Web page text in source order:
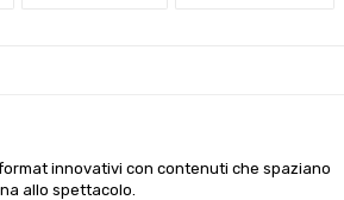
innovativi con contenuti che spaziano
allo spettacolo.